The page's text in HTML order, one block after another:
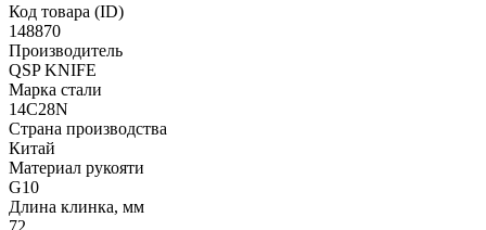
Код товара (ID)
148870
Производитель
QSP KNIFE
Марка стали
14C28N
Страна производства
Китай
Материал рукояти
G10
Длина клинка, мм
72